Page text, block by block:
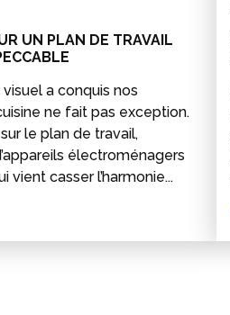
UN PLAN DE TRAVAIL
a conquis nos
ne fait pas exception.
le plan de travail,
électroménagers
vient casser l’harmonie...